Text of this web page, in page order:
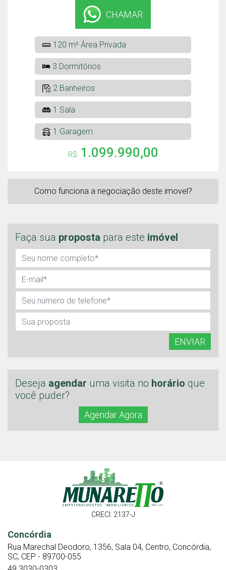
Faça sua proposta para este imóvel
ENVIAR
Deseja agendar uma visita no horário que
você puder?
Agendar Agora
CHAMAR
120 m² Área Privada
3 Dormitórios
2 Banheiros
1 Sala
1 Garagem
R$ 1.099.990,00
Como funciona a negociação deste imovel?
CRECI: 2137-J
Concórdia
Rua Marechal Deodoro, 1356, Sala 04, Centro, Concórdia,
SC, CEP - 89700-055